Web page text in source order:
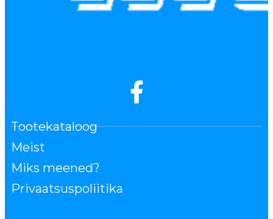
Tootekataloog
Meist
Miks meened?
Privaatsuspoliitika